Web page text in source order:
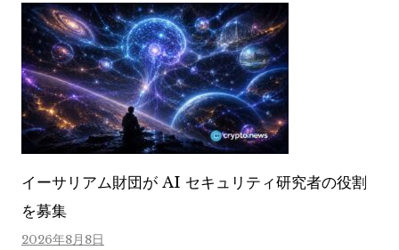
イーサリアム財団が AI セキュリティ研究者の役割
を募集
2026年8月8日